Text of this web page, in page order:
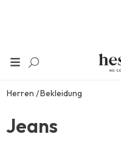
Herren Bekleidung
Jeans